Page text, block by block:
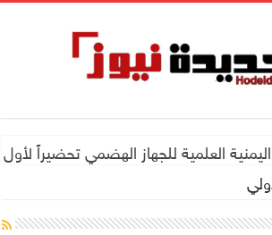
العلمية للجهاز الهضمي تحضيراً